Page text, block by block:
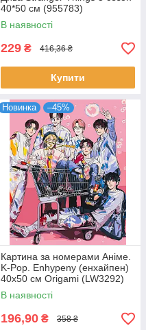
40*50 см (955783)
В наявності
229 ₴ 416,36 ₴
Купити
Новинка –45%
Картина за номерами Аніме.
K-Pop. Enhypenу (енхайпен)
40x50 см Origami (LW3292)
В наявності
196,90 ₴ 358 ₴